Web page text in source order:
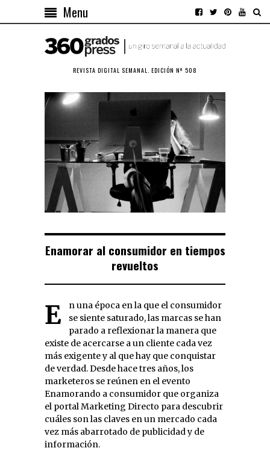
Menu
REVISTA DIGITAL SEMANAL. EDICIÓN Nº 508
Enamorar al consumidor en tiempos
revueltos
En una época en la que el consumidor
se siente saturado, las marcas se han
parado a reflexionar la manera que
existe de acercarse a un cliente cada vez
más exigente y al que hay que conquistar
de verdad. Desde hace tres años, los
marketeros se reúnen en el evento
Enamorando a consumidor que organiza
el portal Marketing Directo para descubrir
cuáles son las claves en un mercado cada
vez más abarrotado de publicidad y de
información.